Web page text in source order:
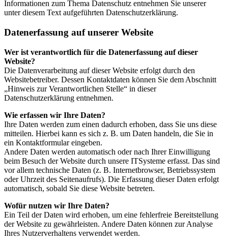
Informationen zum Thema Datenschutz entnehmen Sie unserer
unter diesem Text aufgeführten Datenschutzerklärung.
Datenerfassung auf unserer Website
Wer ist verantwortlich für die Datenerfassung auf dieser
Website?
Die Datenverarbeitung auf dieser Website erfolgt durch den
Websitebetreiber. Dessen Kontaktdaten können Sie dem Abschnitt
„Hinweis zur Verantwortlichen Stelle“ in dieser
Datenschutzerklärung entnehmen.
Wie erfassen wir Ihre Daten?
Ihre Daten werden zum einen dadurch erhoben, dass Sie uns diese
mitteilen. Hierbei kann es sich z. B. um Daten handeln, die Sie in
ein Kontaktformular eingeben.
Andere Daten werden automatisch oder nach Ihrer Einwilligung
beim Besuch der Website durch unsere ITSysteme erfasst. Das sind
vor allem technische Daten (z. B. Internetbrowser, Betriebssystem
oder Uhrzeit des Seitenaufrufs). Die Erfassung dieser Daten erfolgt
automatisch, sobald Sie diese Website betreten.
Wofür nutzen wir Ihre Daten?
Ein Teil der Daten wird erhoben, um eine fehlerfreie Bereitstellung
der Website zu gewährleisten. Andere Daten können zur Analyse
Ihres Nutzerverhaltens verwendet werden.